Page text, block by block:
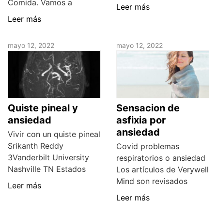
Comida. Vamos a
Leer más
Leer más
mayo 12, 2022
Quiste pineal y
ansiedad
Vivir con un quiste pineal
Srikanth Reddy
3Vanderbilt University
Nashville TN Estados
Leer más
mayo 12, 2022
Sensacion de
asfixia por
ansiedad
Covid problemas
respiratorios o ansiedad
Los artículos de Verywell
Mind son revisados
Leer más